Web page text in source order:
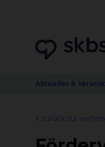
Aktuelles &
zurück zur